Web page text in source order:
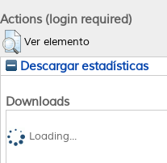
Actions (login required)
Ver elemento
Descargar estadísticas
Downloads
Loading...